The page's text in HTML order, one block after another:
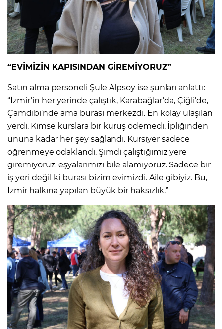
“EVİMİZİN KAPISINDAN GİREMİYORUZ”
Satın alma personeli Şule Alpsoy ise şunları anlattı:
“İzmir’in her yerinde çalıştık, Karabağlar’da, Çiğli’de,
Çamdibi’nde ama burası merkezdi. En kolay ulaşılan
yerdi. Kimse kurslara bir kuruş ödemedi. İpliğinden
ununa kadar her şey sağlandı. Kursiyer sadece
öğrenmeye odaklandı. Şimdi çalıştığımız yere
giremiyoruz, eşyalarımızı bile alamıyoruz. Sadece bir
iş yeri değil ki burası bizim evimizdi. Aile gibiyiz. Bu,
İzmir halkına yapılan büyük bir haksızlık.”